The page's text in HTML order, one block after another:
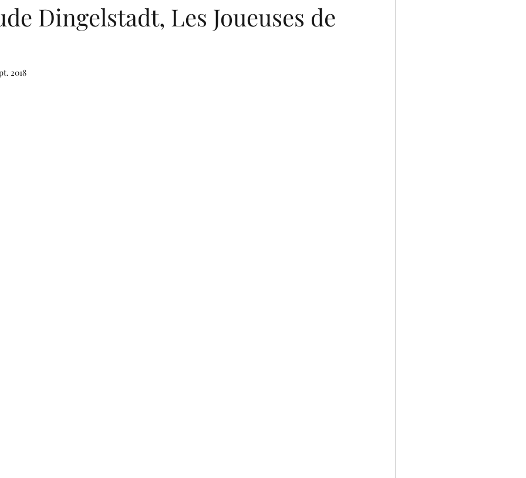
Dingelstadt, Les Joueuses de
2018